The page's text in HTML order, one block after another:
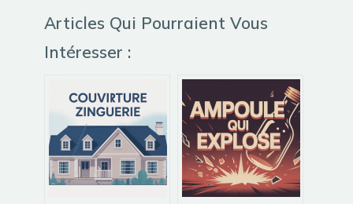
Articles Qui Pourraient Vous
Intéresser :